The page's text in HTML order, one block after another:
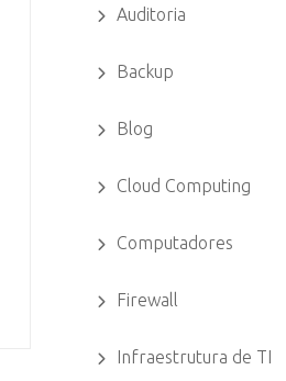
Auditoria
Backup
Blog
Cloud Computing
Computadores
Firewall
Infraestrutura de TI